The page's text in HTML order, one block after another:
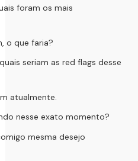
foram os mais
o que faria?
seriam as red flags desse
atualmente.
nesse exato momento?
mesma desejo